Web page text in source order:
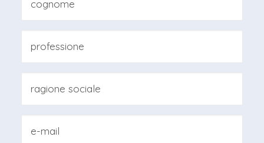
sociale *